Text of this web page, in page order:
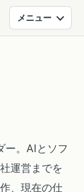
メニュー
ー。AIとソフ
運営までを
、現在の仕